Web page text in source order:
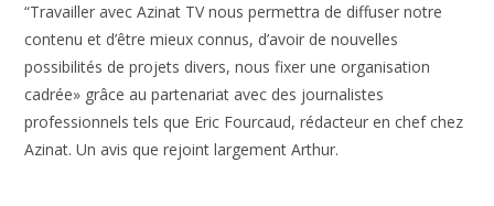
“Travailler avec Azinat TV nous permettra de diffuser notre
contenu et d’être mieux connus, d’avoir de nouvelles
possibilités de projets divers, nous fixer une organisation
cadrée» grâce au partenariat avec des journalistes
professionnels tels que Eric Fourcaud, rédacteur en chef chez
Azinat. Un avis que rejoint largement Arthur.